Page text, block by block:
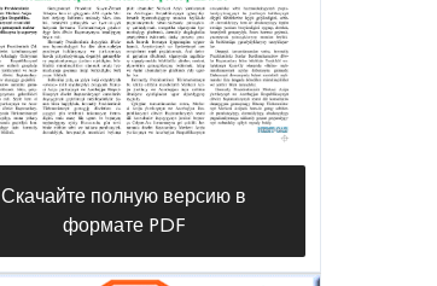
Скачайте полную версию в
формате PDF